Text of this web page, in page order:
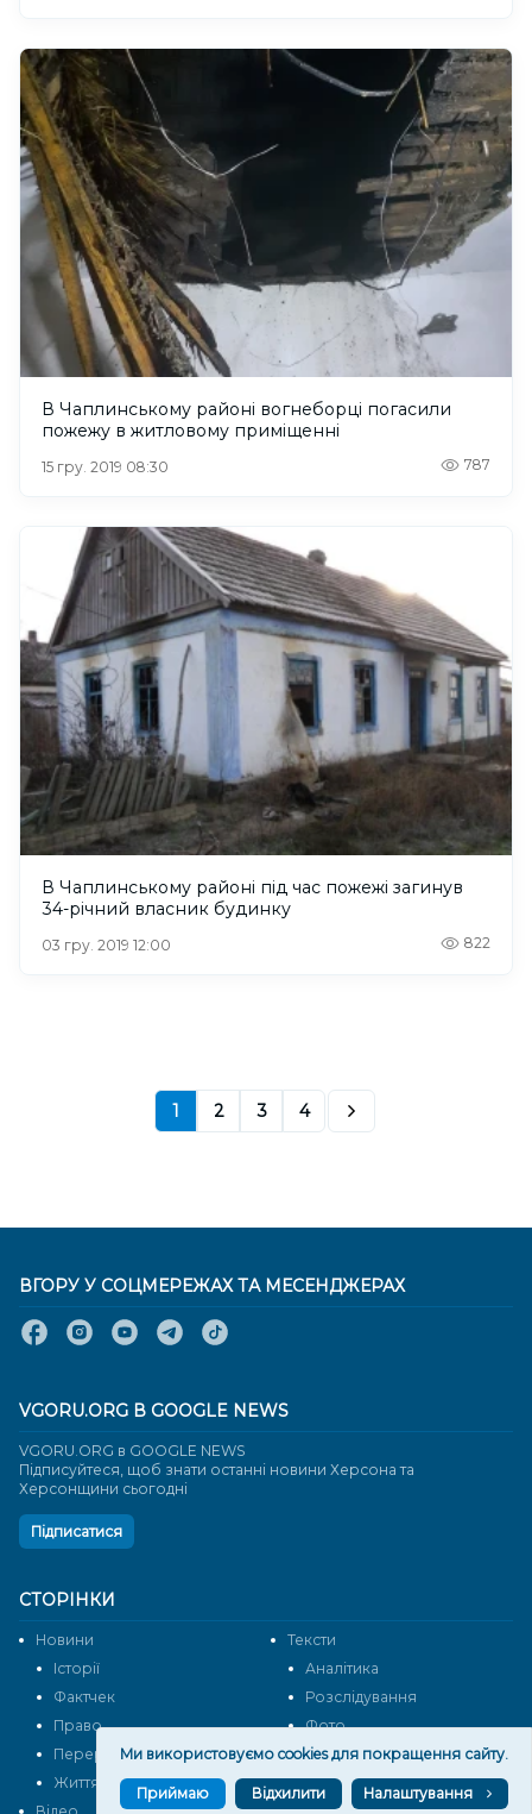
В Чаплинському районі вогнеборці погасили
пожежу в житловому приміщенні
15 гру. 2019 08:30 787
В Чаплинському районі під час пожежі загинув
34-річний власник будинку
03 гру. 2019 12:00 822
1 2 3 4
СТОРІНКИ
Новини
Тексти
Історії
Аналітика
Фактчек
Розслідування
Право
Фото
Перерва на каву
Промо
Життя
Блоги
ВГОРУ У СОЦМЕРЕЖАХ ТА МЕСЕНДЖЕРАХ
VGORU.ORG В GOOGLE NEWS
VGORU.ORG в GOOGLE NEWS
Підписуйтеся, щоб знати останні новини Херсона та
Херсонщини сьогодні
Підписатися
Ми використовуємо cookies для покращення сайту.
Приймаю Відхилити Налаштування